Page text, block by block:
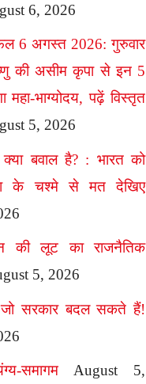
6, 2026
6 अगस्त 2026: गुरुवार
की असीम कृपा से इन 5
महा-भाग्योदय, पढ़ें विस्तृत
5, 2026
बवाल है? : भारत को
के चश्मे से मत देखिए
की लूट का राजनैतिक
5, 2026
जो सरकार बदल सकते हैं!
समागम
August 5,